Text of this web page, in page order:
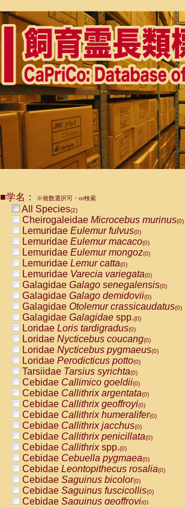
■学名： ※複数選択可・or検索
All Species(2)
Cheirogaleidae Microcebus murinus(0)
Lemuridae Eulemur fulvus(0)
Lemuridae Eulemur macaco(0)
Lemuridae Eulemur mongoz(0)
Lemuridae Lemur catta(0)
Lemuridae Varecia variegata(0)
Galagidae Galago senegalensis(0)
Galagidae Galago demidovii(0)
Galagidae Otolemur crassicaudatus(0)
Galagidae Galagidae spp.(0)
Loridae Loris tardigradus(0)
Loridae Nycticebus coucang(0)
Loridae Nycticebus pygmaeus(0)
Loridae Perodicticus potto(0)
Tarsiidae Tarsius syrichta(0)
Cebidae Callimico goeldii(0)
Cebidae Callithrix argentata(0)
Cebidae Callithrix geoffroyi(0)
Cebidae Callithrix humeralifer(0)
Cebidae Callithrix jacchus(0)
Cebidae Callithrix penicillata(0)
Cebidae Callithrixspp.(0)
Cebidae Cebuella pygmaea(0)
Cebidae Leontopithecus rosalia(0)
Cebidae Saguinus bicolor(0)
Cebidae Saguinus fuscicollis(0)
Cebidae Saguinus geoffroyi(0)